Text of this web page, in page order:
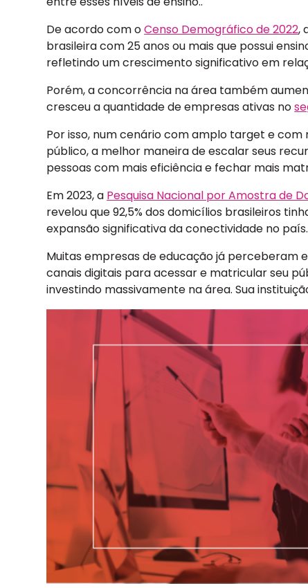
De acordo com oCenso Demográfico de 2022,
brasileira com 25 anos ou mais que possui
refletindo um crescimento significativo em
Porém, a concorrência na área também
cresceu a quantidade de empresas ativas no
Por isso, num cenário com amplo target e
público, a melhor maneira de escalar seus
pessoas com mais eficiência e fechar mais
Em 2023, a Pesquisa Nacional por Amostra de
revelou que 92,5% dos domicílios brasileiros
expansão significativa da conectividade no país.
Muitas empresas de educação já perceberam
canais digitais para acessar e matricular seu
investindo massivamente na área. Sua